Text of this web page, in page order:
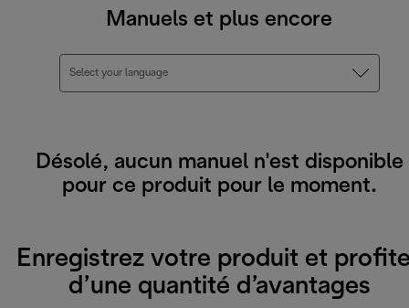
Manuels et plus encore
Select your language
Désolé, aucun manuel n'est disponible
pour ce produit pour le moment.
Enregistrez votre produit et
d’une quantité d’avantages